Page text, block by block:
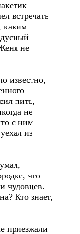
встречать
каким
не
известно,
пить,
не
с ним
из
что
чудовцев.
Кто знает,
приезжали